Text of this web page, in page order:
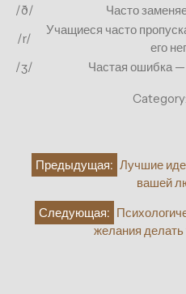
/ð/
Часто
/r/
Учащиеся часто
его
/ʒ/
Частая ошибка —
Category:
Навигация
по
записям
Предыдущая: Лучшие
вашей
Следующая:
желания делать